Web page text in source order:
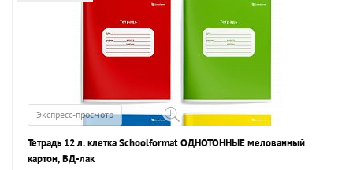
Экспресс-просмотр
Тетрадь 12 л. клетка Schoolformat ОДНОТОННЫЕ мелованный
картон, ВД-лак